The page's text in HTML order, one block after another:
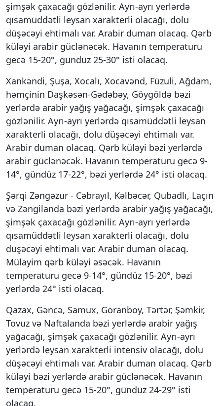
şimşək çaxacağı gözlənilir. Ayrı-ayrı yerlərdə
qısamüddətli leysan xarakterli olacağı, dolu
düşəcəyi ehtimalı var. Arabir duman olacaq. Qərb
küləyi arabir güclənəcək. Havanın temperaturu
gecə 15-20°, gündüz 25-30° isti olacaq.
Xankəndi, Şuşa, Xocalı, Xocavənd, Füzuli, Ağdam,
həmçinin Daşkəsən-Gədəbəy, Göygöldə bəzi
yerlərdə arabir yağış yağacağı, şimşək çaxacağı
gözlənilir. Ayrı-ayrı yerlərdə qısamüddətli leysan
xarakterli olacağı, dolu düşəcəyi ehtimalı var.
Arabir duman olacaq. Qərb küləyi bəzi yerlərdə
arabir güclənəcək. Havanın temperaturu gecə 9-
14°, gündüz 17-22°, bəzi yerlərdə 24° isti olacaq.
Şərqi Zəngəzur - Cəbrayıl, Kəlbəcər, Qubadlı, Laçın
və Zəngilanda bəzi yerlərdə arabir yağış yağacağı,
şimşək çaxacağı gözlənilir. Ayrı-ayrı yerlərdə
qısamüddətli leysan xarakterli olacağı, dolu
düşəcəyi ehtimalı var. Arabir duman olacaq.
Mülayim qərb küləyi əsəcək. Havanın
temperaturu gecə 9-14°, gündüz 15-20°, bəzi
yerlərdə 24° isti olacaq.
Qazax, Gəncə, Samux, Goranboy, Tərtər, Şəmkir,
Tovuz və Naftalanda bəzi yerlərdə arabir yağış
yağacağı, şimşək çaxacağı gözlənilir. Ayrı-ayrı
yerlərdə leysan xarakterli intensiv olacağı, dolu
düşəcəyi ehtimalı var. Arabir duman olacaq. Qərb
küləyi bəzi yerlərdə arabir güclənəcək. Havanın
temperaturu gecə 15-20°, gündüz 24-29° isti
olacaq.